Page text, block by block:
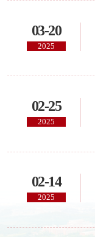
03-20
2025
02-25
2025
02-14
2025